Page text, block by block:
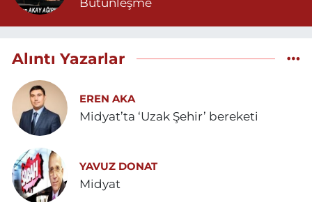
Alıntı Yazarlar
EREN AKA
Midyat’ta ‘Uzak Şehir’ bereketi
YAVUZ DONAT
Midyat